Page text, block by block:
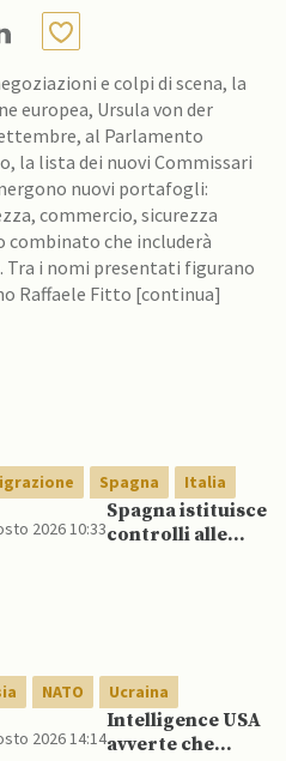
e colpi di scena, la
europea, Ursula von der
al Parlamento
la lista dei nuovi Commissari
nuovi portafogli:
commercio, sicurezza
che includerà
i nomi presentati figurano
l'estone Kaja Kallas, l'italiano Raffaele Fitto [continua]
Spagna Italia
2026 10:33
Spagna istituisce
controlli alle
spagnoli
NATO Ucraina
2026 14:14
Intelligence USA
avverte che